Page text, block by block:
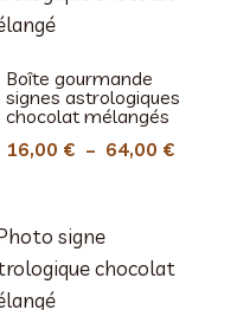
Boîte gourmande
signes astrologiques
chocolat mélangés
16,00 € – 64,00 €Plage
à